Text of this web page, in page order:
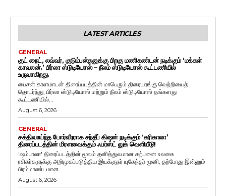
LATEST ARTICLES
GENERAL
குட் நைட், லவ்வர், குடும்பஸ்தனுக்கு பிறகு மணிகண்டன் நடிக்கும் ‘மக்கள்
காவலன்.’ பிர்லா ஸ்டுடியோஸ் – நீலம் ஸ்டுடியோஸ் கூட்டணியில்
உருவாகிறது.
பைசன் காளமாடன் திரைப்படத்தின் மாபெரும் திரையரங்கு வெற்றியைத்
தொடர்ந்து, பிர்லா ஸ்டுடியோஸ் மற்றும் நீலம் ஸ்டுடியோஸ் தங்களது
கூட்டணியில்...
August 6, 2026
GENERAL
சக்திவாய்ந்த போர்வீரராக சந்தீப் கிஷன் நடிக்கும் ‘கரிகாலா’
திரைப்படத்தின் மிரளவைக்கும் ஃபர்ஸ்ட் லுக் வெளியீடு!
'ஷம்பாலா' திரைப்படத்தின் மூலம் தனித்துவமான கற்பனை உலகை
ரசிகர்களுக்கு அறிமுகப்படுத்திய இயக்குநர் யுகேந்தர் முனி, தற்போது இன்னும்
பிரம்மாண்டமான...
August 6, 2026